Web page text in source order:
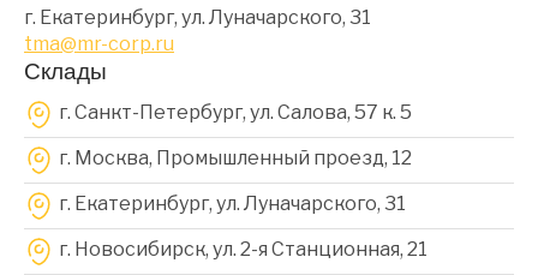
г. Екатеринбург, ул. Луначарского, 31
tma@mr-corp.ru
Склады
г. Санкт-Петербург, ул. Салова, 57 к. 5
г. Москва, Промышленный проезд, 12
г. Екатеринбург, ул. Луначарского, 31
г. Новосибирск, ул. 2-я Станционная, 21